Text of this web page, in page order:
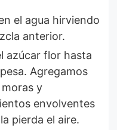
anterior.
Agregamos
y
envolventes
pierda el aire.